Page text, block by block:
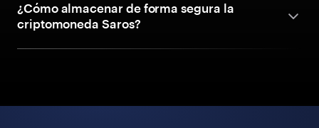
¿Cómo almacenar de forma segura la
criptomoneda Saros?